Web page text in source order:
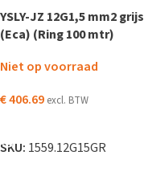
YSLY-JZ 12G1,5 mm2 grijs
(Eca) (Ring 100 mtr)
Niet op voorraad
€406.69 excl. BTW
SKU: 1559.12G15GR